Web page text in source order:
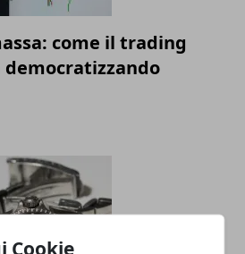
Cookie
come il trading